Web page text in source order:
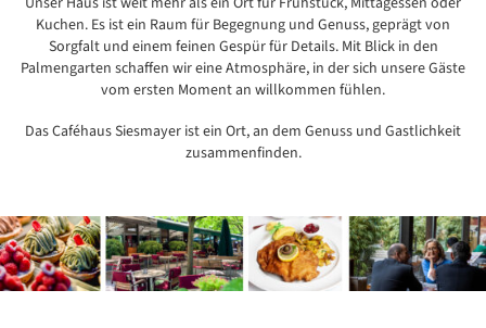
Kuchen. Es ist ein Raum für Begegnung und Genuss, geprägt von
Sorgfalt und einem feinen Gespür für Details. Mit Blick in den
Palmengarten schaffen wir eine Atmosphäre, in der sich unsere Gäste
vom ersten Moment an willkommen fühlen.
Das Caféhaus Siesmayer ist ein Ort, an dem Genuss und Gastlichkeit
zusammenfinden.